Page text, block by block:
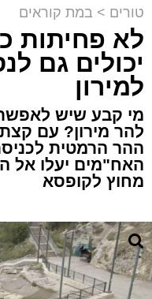
טורים > במת קוראים
לא פחיתות
יכולים גם
למירון
מי קבע שיש
להר מירון? עם
ההר הרמטית
האח"מים יעלו אל
מחוץ לקופסא